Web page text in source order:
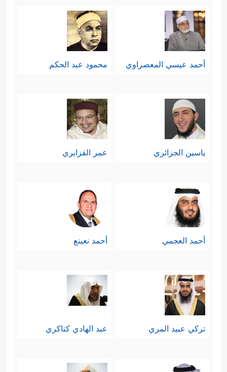
أحمد عيسي المعصراوي محمود عبد الحكم
ياسين الجزائري عمر القزابري
أحمد العجمي أحمد نعينع
تركي عبيد المري عبد الهادي كناكري